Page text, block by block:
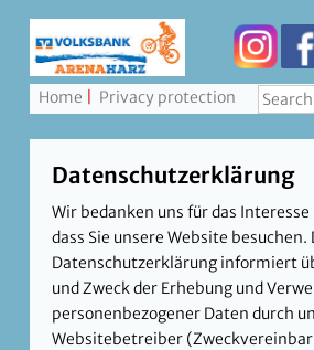
Home Privacy protection
Datenschutzerklärung
Wir bedanken uns für das Interesse
dass Sie unsere Website besuchen.
Datenschutzerklärung informiert
und Zweck der Erhebung und
personenbezogener Daten durch
Websitebetreiber